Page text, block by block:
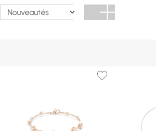
Swarovski parmi les collections
Hyperbola, Matrix ou l'iconique Swan.
bagues et boucles d'oreilles en métal